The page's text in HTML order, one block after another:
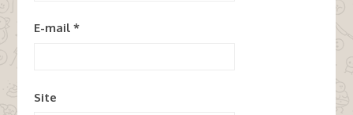
E-mail *
Site